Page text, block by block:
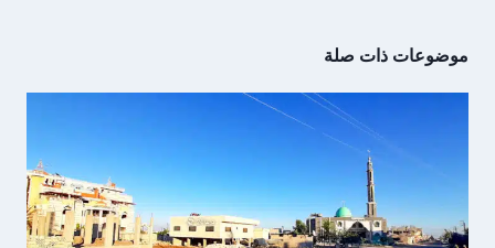
موضوعات ذات صلة